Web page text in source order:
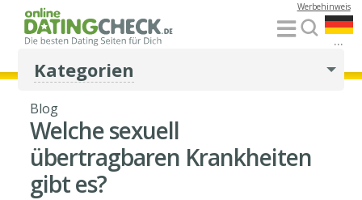
...
Werbehinweis
Kategorien
Blog
Welche sexuell
übertragbaren Krankheiten
gibt es?